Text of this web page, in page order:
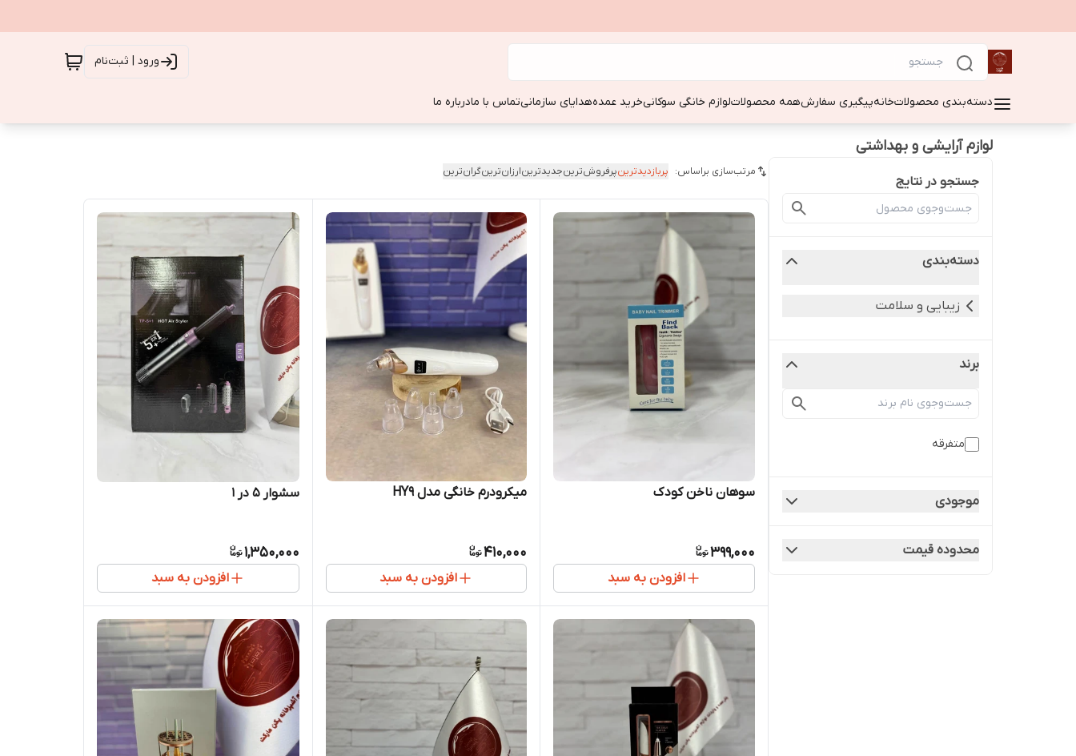
ورود | ثبت‌نام
دسته‌بندی محصولاتخانهپیگیری سفارشهمه محصولاتلوازم خانگی سوکانیخرید عمدههدایای سازمانیتماس با مادرباره ما
لوازم آرایشی و بهداشتی
جستجو در نتایج
دسته‌بندی
زیبایی و سلامت
برند
متفرقه
موجودی
محدوده قیمت
مرتب‌سازی براساس: پربازدیدترینپرفروش‌ترینجدیدترینارزان‌ترینگران‌ترین
سوهان ناخن کودک
399,000
افزودن به سبد
میکرودرم خانگی مدل HY9
410,000
افزودن به سبد
سشوار 5 در 1
1,350,000
افزودن به سبد